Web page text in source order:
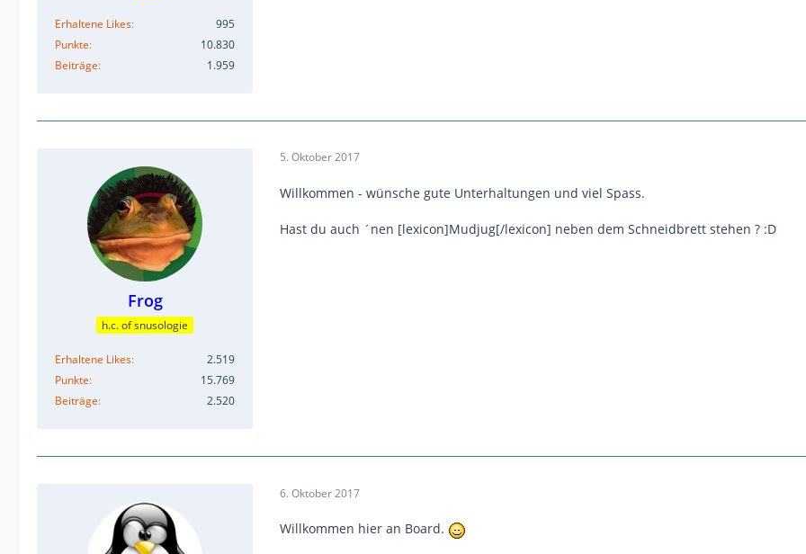
Erhaltene Likes
995
Punkte
10.830
Beiträge
1.959
Frog
h.c. of snusologie
Erhaltene Likes
2.519
Punkte
15.769
Beiträge
2.520
5. Oktober 2017
Willkommen - wünsche gute Unterhaltungen und viel Spass.
Hast du auch ´nen [lexicon]Mudjug[/lexicon] neben dem Schneidbrett stehen ? :D
6. Oktober 2017
Willkommen hier an Board.